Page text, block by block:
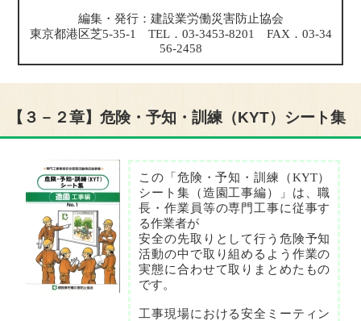
編集・発行：建設業労働災害防止協会
東京都港区芝5-35-1 TEL．03-3453-8201 FAX．03-34
56-2458
【３－２章】危険・予知・訓練（KYT）シート集
この「危険・予知・訓練（KYT）
シート集（造園工事編）」は、職
長・作業員等の専門工事に従事す
る作業者が
安全の先取りとして行う危険予知
活動の中で取り組めるよう作業の
実態に合わせて取りまとめたもの
です。
工事現場における安全ミーティン